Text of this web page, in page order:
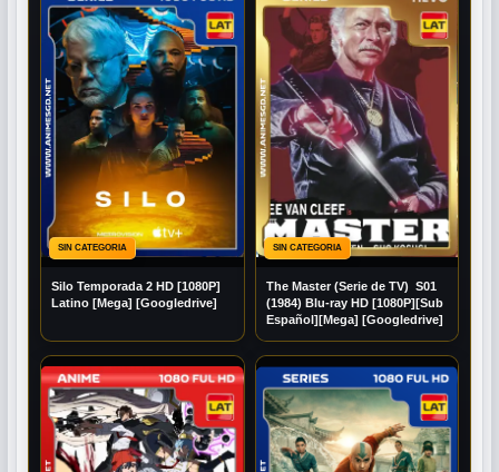
SIN CATEGORIA
Silo Temporada 2 HD [1080P]
Latino [Mega] [Googledrive]
SIN CATEGORIA
The Master (Serie de TV) S01
(1984) Blu-ray HD [1080P][Sub
Español][Mega] [Googledrive]